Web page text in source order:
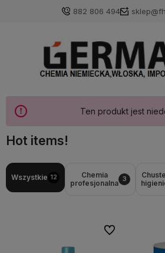
882 806 494
Ten produkt jest
Hot items!
Wszystkie 12
Chemia
profesjonalna 3
Do ulubionych